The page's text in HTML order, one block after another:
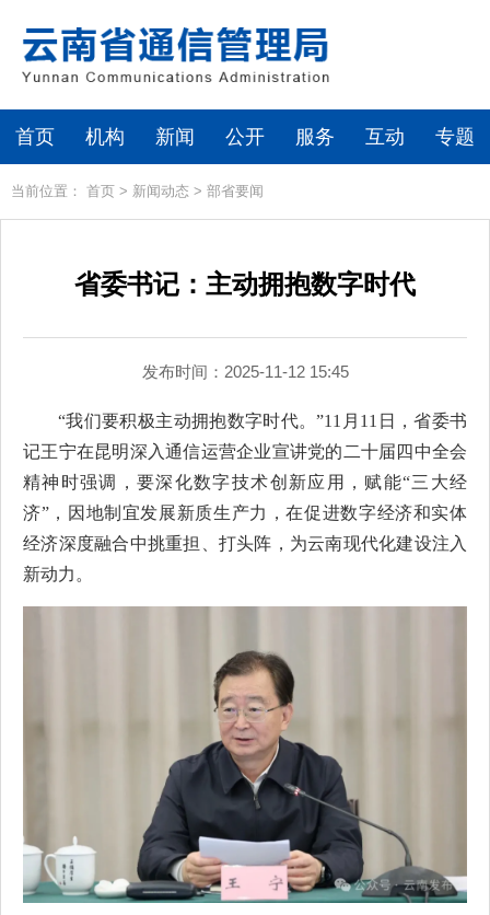
首页 机构 新闻 公开 服务 互动 专题
当前位置： 首页 > 新闻动态 > 部省要闻
省委书记：主动拥抱数字时代
发布时间：2025-11-12 15:45
“我们要积极主动拥抱数字时代。”11月11日，省委书
记王宁在昆明深入通信运营企业宣讲党的二十届四中全会
精神时强调，要深化数字技术创新应用，赋能“三大经
济”，因地制宜发展新质生产力，在促进数字经济和实体
经济深度融合中挑重担、打头阵，为云南现代化建设注入
新动力。